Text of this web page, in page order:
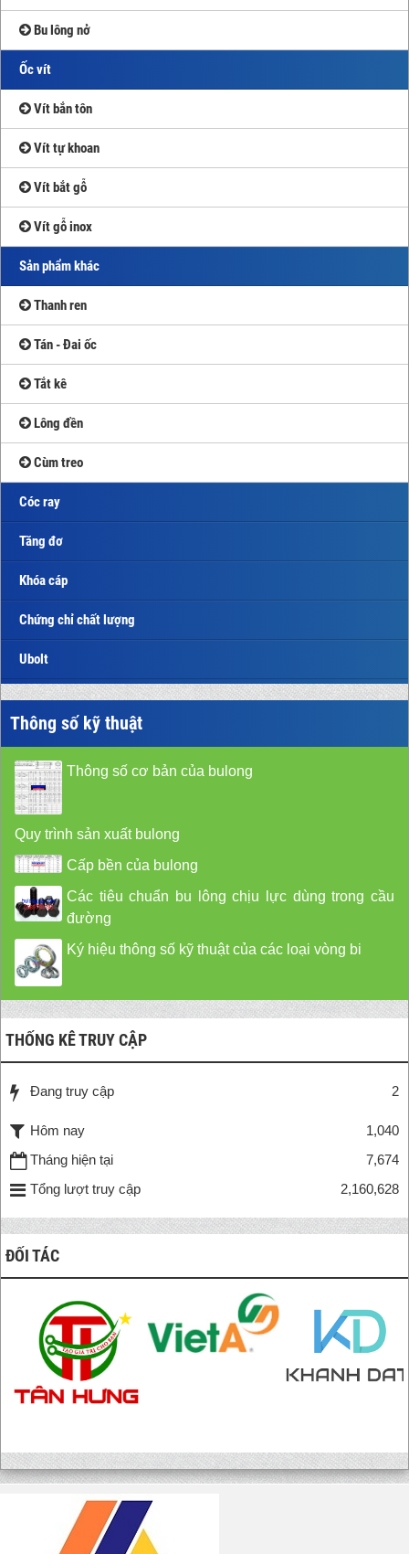
Bu lông nở
Ốc vít
Vít bắn tôn
Vít tự khoan
Vít bắt gỗ
Vít gỗ inox
Sản phẩm khác
Thanh ren
Tán - Đai ốc
Tắt kê
Lông đền
Cùm treo
Cóc ray
Tăng đơ
Khóa cáp
Chứng chỉ chất lượng
Ubolt
Thông số kỹ thuật
Thông số cơ bản của bulong
Quy trình sản xuất bulong
Cấp bền của bulong
Các tiêu chuẩn bu lông chịu lực dùng trong cầu
đường
Ký hiệu thông số kỹ thuật của các loại vòng bi
THỐNG KÊ TRUY CẬP
Đang truy cập 2
Hôm nay
1,040
Tháng hiện tại
7,674
Tổng lượt truy cập
2,160,628
ĐỐI TÁC